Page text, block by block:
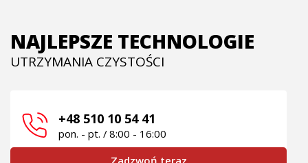
NAJLEPSZE TECHNOLOGIE
UTRZYMANIA CZYSTOŚCI
+48 510 10 54 41
pon. - pt. / 8:00 - 16:00